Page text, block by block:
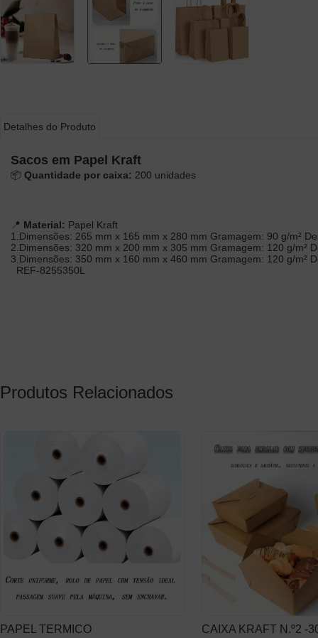
Detalhes do Produto
Sacos em Papel Kraft
📦 Quantidade por caixa: 200 unidades
📍 Material: Papel Kraft
1.Dimensões: 265 mm x 165 mm x 280 mm Gramagem: 90 g/m²
2.Dimensões: 320 mm x 200 mm x 305 mm Gramagem: 120 g/m²
3.Dimensões: 350 mm x 160 mm x 460 mm Gramagem: 120 g/m²
REF-8255350L
Produtos Relacionados
PAPEL TERMICO CAIXA KRAFT N.º2 -